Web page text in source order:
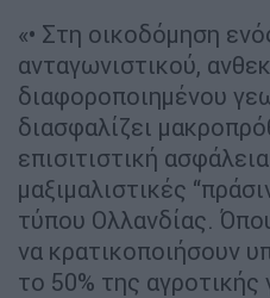
«• Στη οικοδόμηση
ανταγωνιστικού,
διαφοροποιημένου
διασφαλίζει
επισιτιστική
μαξιμαλιστικές
τύπου Ολλανδίας.
να κρατικοποιήσουν
το 50% της αγροτικής